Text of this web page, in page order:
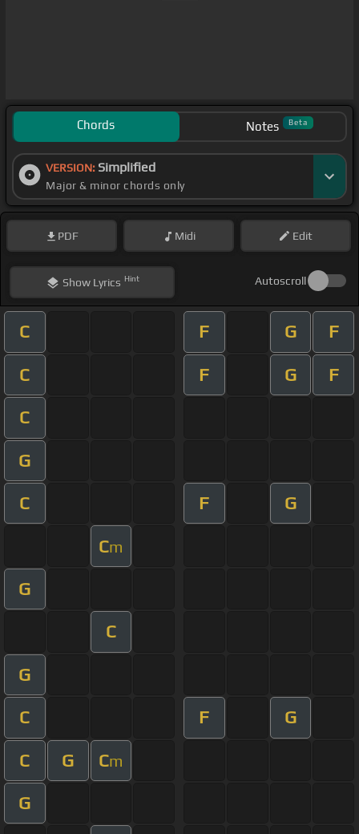
Chords Notes Beta
VERSION: Simplified
Major & minor chords only
PDF Midi Edit
ShowLyrics Hint Autoscroll
C F G F
C F G F
C
G
C F G
Cm
G
C
G
C F G
C G Cm
G